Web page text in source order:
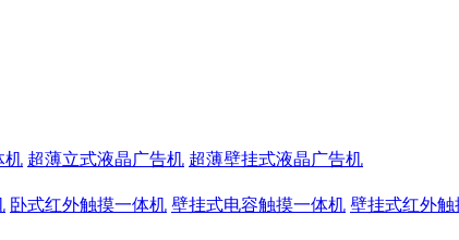
机 超薄立式液晶广告机 超薄壁挂式液晶广告机
卧式红外触摸一体机 壁挂式电容触摸一体机 壁挂式红外触